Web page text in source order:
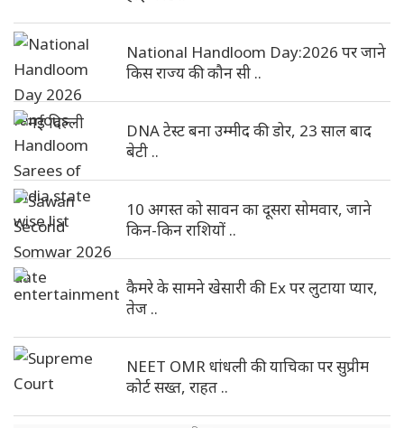
National Handloom Day:2026 पर जाने
किस राज्य की कौन सी ..
DNA टेस्ट बना उम्मीद की डोर, 23 साल बाद
बेटी ..
10 अगस्त को सावन का दूसरा सोमवार, जाने
किन-किन राशियों ..
कैमरे के सामने खेसारी की Ex पर लुटाया प्यार,
तेज ..
NEET OMR धांधली की याचिका पर सुप्रीम
कोर्ट सख्त, राहत ..